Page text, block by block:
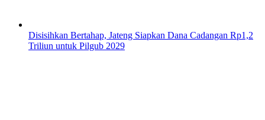
Disisihkan Bertahap, Jateng Siapkan Dana Cadangan Rp1,2
Triliun untuk Pilgub 2029